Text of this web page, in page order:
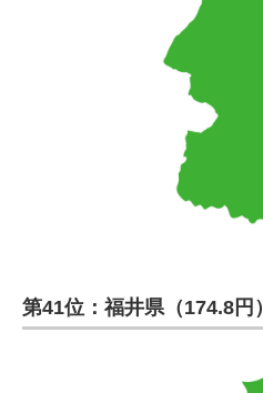
第41位：福井県（174.8円）